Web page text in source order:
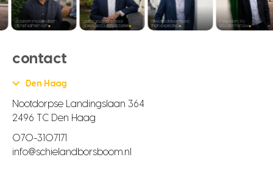
contact
Den Haag
Nootdorpse Landingslaan 364
2496 TC Den Haag
070-3107171
info@schielandborsboom.nl